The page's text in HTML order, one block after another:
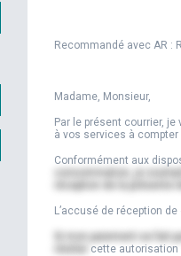
Recommandé avec AR :
Madame, Monsieur,
Par le présent courrier,
à vos services à compter
Conformément aux
consommation, je
L’accusé de réception
Si mon paiement se fait
cette autorisation